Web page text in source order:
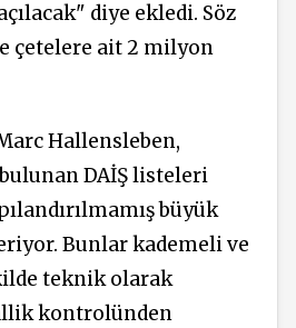
diye ekledi. Söz
çetelere ait 2 milyon
Hallensleben,
DAİŞ listeleri
büyük
Bunlar kademeli ve
teknik olarak
kontrolünden